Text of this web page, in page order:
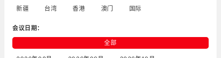
新疆
台湾 香港 澳门 国际
会议日期：
全部